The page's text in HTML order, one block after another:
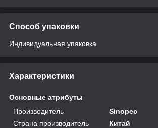
Способ упаковки
Индивидуальная упаковка
Характеристики
Основные атрибуты
Производитель
Sinopec
Страна производитель
Китай